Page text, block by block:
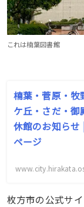
これは楠葉図書館
楠葉・菅原・牧
ケ丘・さだ・
休館のお知らせ
ページ
枚方市の公式サ